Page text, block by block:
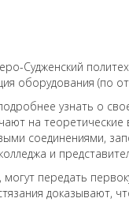
Судженский
оборудования (по
узнать о
на
соединениями,
и
передать
доказывают,